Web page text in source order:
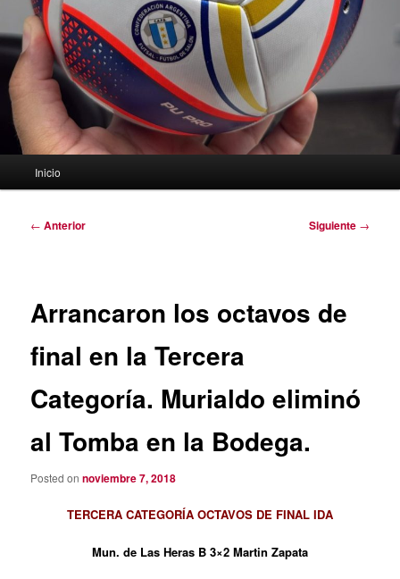
Inicio
Navegación
← Anterior Siguiente →
Arrancaron los octavos de
final en la Tercera
Categoría. Murialdo eliminó
al Tomba en la Bodega.
Posted onnoviembre 7, 2018
TERCERA CATEGORÍA OCTAVOS DE FINAL IDA
Mun. de Las Heras B 3×2 Martin Zapata